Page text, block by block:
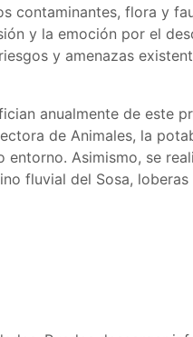
contaminantes, flora y
y la emoción por el
y amenazas
anualmente de este
de Animales, la
Asimismo, se
fluvial del Sosa,